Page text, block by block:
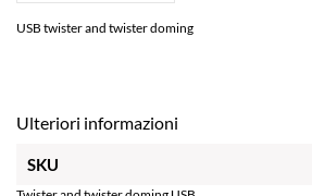
USB twister and twister doming
Ulteriori informazioni
SKU